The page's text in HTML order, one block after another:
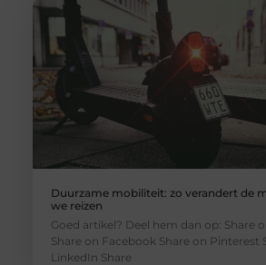
Duurzame mobiliteit: zo verandert de
we reizen
Goed artikel? Deel hem dan op: Share
Share on Facebook Share on Pinterest
LinkedIn Share